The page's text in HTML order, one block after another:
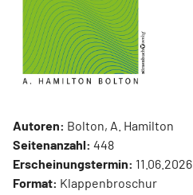
Autoren: Bolton, A. Hamilton
Seitenanzahl: 448
Erscheinungstermin: 11.06.2026
Format: Klappenbroschur